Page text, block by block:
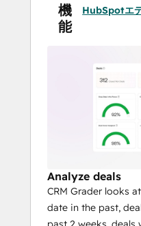
機
能
HubSpotエ
Analyze deals
CRM Grader looks
date in the past,